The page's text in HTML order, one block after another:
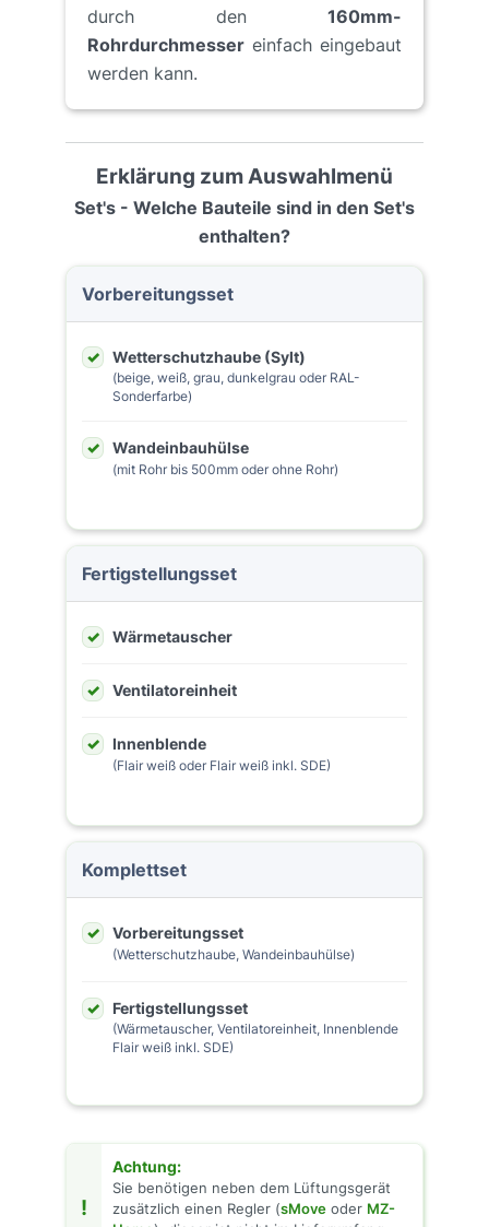
durch den 160mm-
Rohrdurchmesser einfach eingebaut
werden kann.
Erklärung zum Auswahlmenü
Set's - Welche Bauteile sind in den Set's
enthalten?
Vorbereitungsset
Wetterschutzhaube (Sylt)
(beige, weiß, grau, dunkelgrau oder RAL-
Sonderfarbe)
Wandeinbauhülse
(mit Rohr bis 500mm oder ohne Rohr)
Fertigstellungsset
Wärmetauscher
Ventilatoreinheit
Innenblende
(Flair weiß oder Flair weiß inkl. SDE)
Komplettset
Vorbereitungsset
(Wetterschutzhaube, Wandeinbauhülse)
Fertigstellungsset
(Wärmetauscher, Ventilatoreinheit, Innenblende
Flair weiß inkl. SDE)
!
Achtung:
Sie benötigen neben dem Lüftungsgerät
zusätzlich einen Regler (sMove oder MZ-